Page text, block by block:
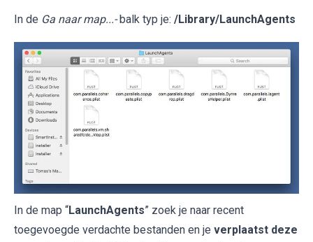
In de Ga naar map...- balk typ je: /Library/LaunchAgents
In de map “LaunchAgents” zoek je naar recent
toegevoegde verdachte bestanden en je verplaatst deze